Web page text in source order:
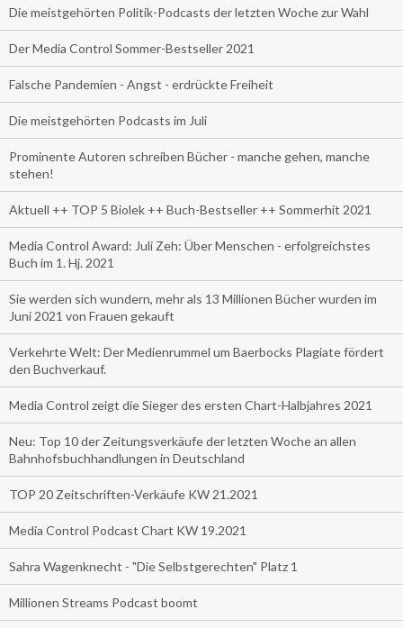
Die meistgehörten Politik-Podcasts der letzten Woche zur Wahl
Der Media Control Sommer-Bestseller 2021
Falsche Pandemien - Angst - erdrückte Freiheit
Die meistgehörten Podcasts im Juli
Prominente Autoren schreiben Bücher - manche gehen, manche
stehen!
Aktuell ++ TOP 5 Biolek ++ Buch-Bestseller ++ Sommerhit 2021
Media Control Award: Juli Zeh: Über Menschen - erfolgreichstes
Buch im 1. Hj. 2021
Sie werden sich wundern, mehr als 13 Millionen Bücher wurden im
Juni 2021 von Frauen gekauft
Verkehrte Welt: Der Medienrummel um Baerbocks Plagiate fördert
den Buchverkauf.
Media Control zeigt die Sieger des ersten Chart-Halbjahres 2021
Neu: Top 10 der Zeitungsverkäufe der letzten Woche an allen
Bahnhofsbuchhandlungen in Deutschland
TOP 20 Zeitschriften-Verkäufe KW 21.2021
Media Control Podcast Chart KW 19.2021
Sahra Wagenknecht - "Die Selbstgerechten" Platz 1
Millionen Streams Podcast boomt